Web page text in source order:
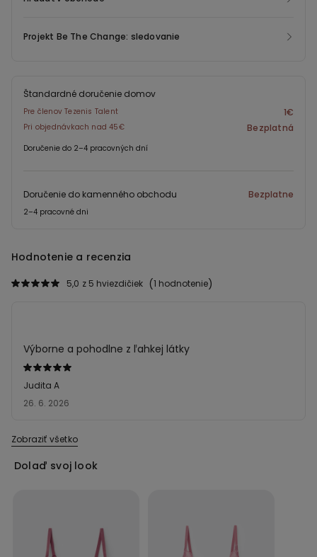
Projekt Be The Change: sledovanie
Štandardné doručenie domov
Pre členov Tezenis Talent 1€
Pri objednávkach nad 45€ Bezplatná
Doručenie do 2–4 pracovných dní
Doručenie do kamenného obchodu Bezplatne
2–4 pracovné dni
Hodnotenie a recenzia
1 hodnotenie
5,0 z 5 hviezdičiek
Hodnotenie:
5
z 5
26. 6. 2026
Judita A
Výborne a pohodlne z ľahkej látky
Zobraziť všetko
Dolaď svoj look